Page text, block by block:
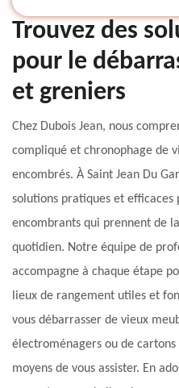
Trouvez des
pour le
et greniers
Chez Dubois Jean, nous
compliqué et chronophage de
encombrés. À Saint Jean Du
solutions pratiques et efficaces
encombrants qui prennent de
quotidien. Notre équipe de
accompagne à chaque étape
lieux de rangement utiles et
vous débarrasser de vieux
électroménagers ou de cartons
moyens de vous assister. En